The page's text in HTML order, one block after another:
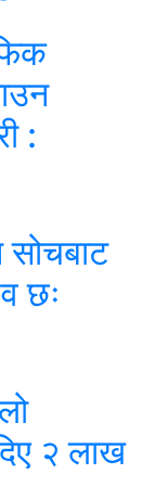
:
सोचबाट
छः
२ लाख